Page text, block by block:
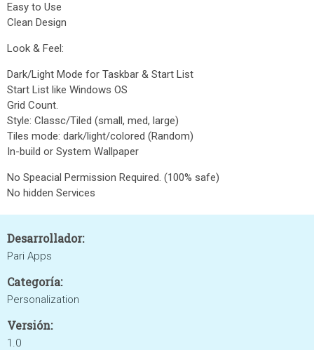
Easy to Use
Clean Design
Look & Feel:
Dark/Light Mode for Taskbar & Start List
Start List like Windows OS
Grid Count.
Style: Classc/Tiled (small, med, large)
Tiles mode: dark/light/colored (Random)
In-build or System Wallpaper
No Speacial Permission Required. (100% safe)
No hidden Services
Desarrollador:
Pari Apps
Categoría:
Personalization
Versión:
1.0